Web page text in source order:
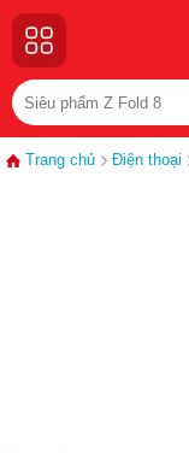
Trang chủ Điện thoại